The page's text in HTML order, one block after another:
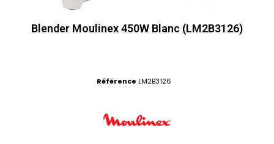
Blender Moulinex 450W Blanc (LM2B3126)
Référence LM2B3126